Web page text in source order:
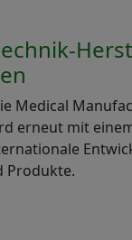
Medical
erneut mit
Produkte.